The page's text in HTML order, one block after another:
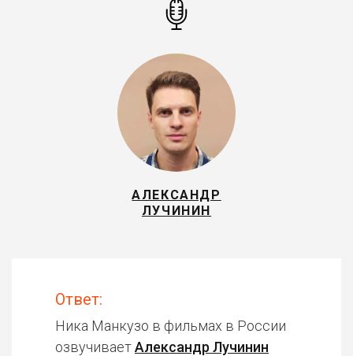
АЛЕКСАНДР
ЛУЧИНИН
Ответ:
Ника Манкузо в фильмах в России
озвучиваетАлександр Лучинин